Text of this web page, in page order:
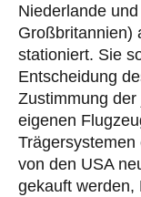
Niederlande
Großbritannien)
stationiert. Sie
Entscheidung
Zustimmung
eigenen
von den USA
gekauft werden,